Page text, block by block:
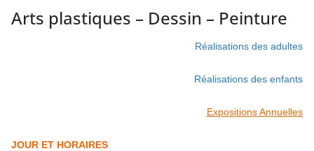
Arts plastiques – Dessin – Peinture
Réalisations des adultes
Réalisations des enfants
Expositions Annuelles
JOUR ET HORAIRES